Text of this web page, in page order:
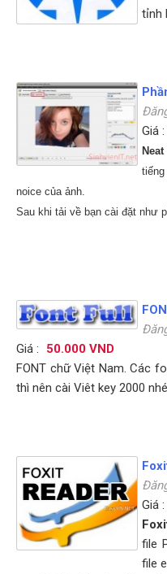
tỉnh
Giá :
noice của ảnh.
Sau khi tải về bạn cài đặt như
Giá :
50.000 VND
FONT chữ Việt Nam. Các
thì nên cài Viêt key 2000
Giá :
file
file